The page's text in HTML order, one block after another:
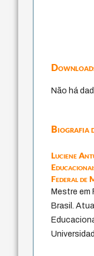
Não há
Biografia
Luciene
Federal de
Mestre em
Brasil.